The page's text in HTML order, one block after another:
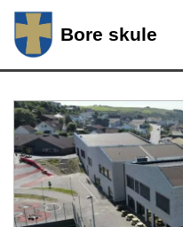
Bore skule